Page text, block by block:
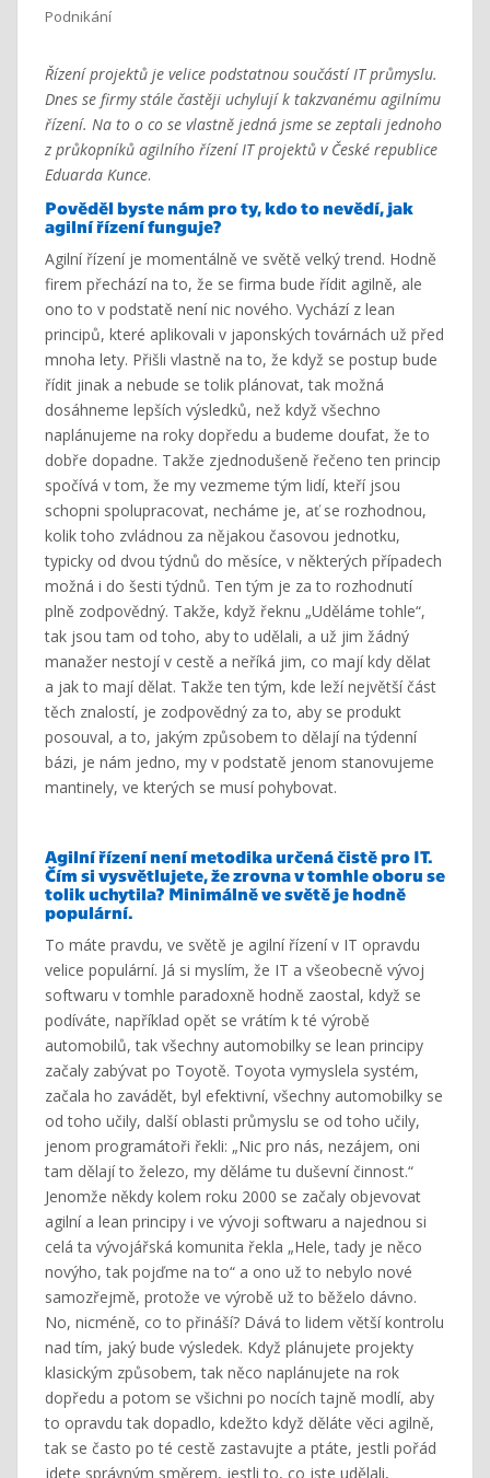
Podnikání
Řízení projektů je velice podstatnou součástí IT průmyslu.
Dnes se firmy stále častěji uchylují k takzvanému agilnímu
řízení. Na to o co se vlastně jedná jsme se zeptali jednoho
z průkopníků agilního řízení IT projektů v České republice
Eduarda Kunce.
Pověděl byste nám proty, kdo to nevědí, jak
agilní řízení funguje?
Agilní řízení je momentálně ve světě velký trend. Hodně
firem přechází na to, že se firma bude řídit agilně, ale
ono to v podstatě není nic nového. Vychází z lean
principů, které aplikovali v japonských továrnách už před
mnoha lety. Přišli vlastně na to, že když se postup bude
řídit jinak a nebude se tolik plánovat, tak možná
dosáhneme lepších výsledků, než když všechno
naplánujeme na roky dopředu a budeme doufat, že to
dobře dopadne. Takže zjednodušeně řečeno ten princip
spočívá v tom, že my vezmeme tým lidí, kteří jsou
schopni spolupracovat, necháme je, ať se rozhodnou,
kolik toho zvládnou za nějakou časovou jednotku,
typicky od dvou týdnů do měsíce, v některých případech
možná i do šesti týdnů. Ten tým je za to rozhodnutí
plně zodpovědný. Takže, když řeknu „Uděláme tohle“,
tak jsou tam od toho, aby to udělali, a už jim žádný
manažer nestojí v cestě a neříká jim, co mají kdy dělat
a jak to mají dělat. Takže ten tým, kde leží největší část
těch znalostí, je zodpovědný za to, aby se produkt
posouval, a to, jakým způsobem to dělají na týdenní
bázi, je nám jedno, my v podstatě jenom stanovujeme
mantinely, ve kterých se musí pohybovat.
Agilnířízenínení metodika určená čistě pro IT.
Čím si vysvětlujete, že zrovna v tomhle oboru se
tolik uchytila? Minimálně ve světě je hodně
populární.
To máte pravdu, ve světě je agilní řízení v IT opravdu
velice populární. Já si myslím, že IT a všeobecně vývoj
softwaru v tomhle paradoxně hodně zaostal, když se
podíváte, například opět se vrátím k té výrobě
automobilů, tak všechny automobilky se lean principy
začaly zabývat po Toyotě. Toyota vymyslela systém,
začala ho zavádět, byl efektivní, všechny automobilky se
od toho učily, další oblasti průmyslu se od toho učily,
jenom programátoři řekli: „Nic pro nás, nezájem, oni
tam dělají to železo, my děláme tu duševní činnost.“
Jenomže někdy kolem roku 2000 se začaly objevovat
agilní a lean principy i ve vývoji softwaru a najednou si
celá ta vývojářská komunita řekla „Hele, tady je něco
novýho, tak pojďme na to“ a ono už to nebylo nové
samozřejmě, protože ve výrobě už to běželo dávno.
No, nicméně, co to přináší? Dává to lidem větší kontrolu
nad tím, jaký bude výsledek. Když plánujete projekty
klasickým způsobem, tak něco naplánujete na rok
dopředu a potom se všichni po nocích tajně modlí, aby
to opravdu tak dopadlo, kdežto když děláte věci agilně,
tak se často po té cestě zastavujte a ptáte, jestli pořád
jdete správným směrem, jestli to, co jste udělali,